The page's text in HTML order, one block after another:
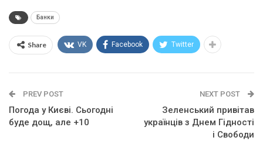
Банки
Share VK Facebook Twitter
PREV POST
Погода у Києві. Сьогодні
буде дощ, але +10
NEXT POST
Зеленський привітав
українців з Днем Гідності
і Свободи